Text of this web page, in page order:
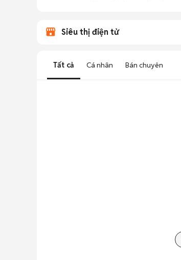
Siêu thị điện tử
Tất cả Cá nhân Bán chuyên